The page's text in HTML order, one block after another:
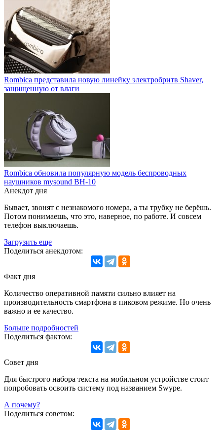
Rombica представила новую линейку электробритв Shaver,
защищенную от влаги
Rombica обновила популярную модель беспроводных
наушников mysound BH-10
Анекдот дня
Бывает, звонят с незнакомого номера, а ты трубку не берёшь.
Потом понимаешь, что это, наверное, по работе. И совсем
телефон выключаешь.
Загрузить еще
Поделиться анекдотом:
Факт дня
Количество оперативной памяти сильно влияет на
производительность смартфона в пиковом режиме. Но очень
важно и ее качество.
Больше подробностей
Поделиться фактом:
Совет дня
Для быстрого набора текста на мобильном устройстве стоит
попробовать освоить систему под названием Swype.
А почему?
Поделиться советом: